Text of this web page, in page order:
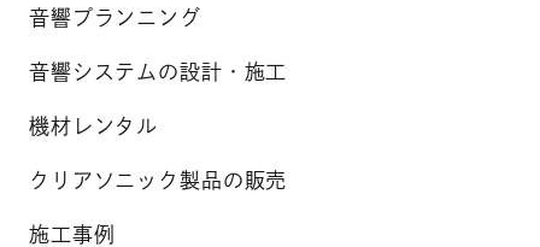
音響プランニング
音響システムの設計・施工
機材レンタル
クリアソニック製品の販売
施工事例